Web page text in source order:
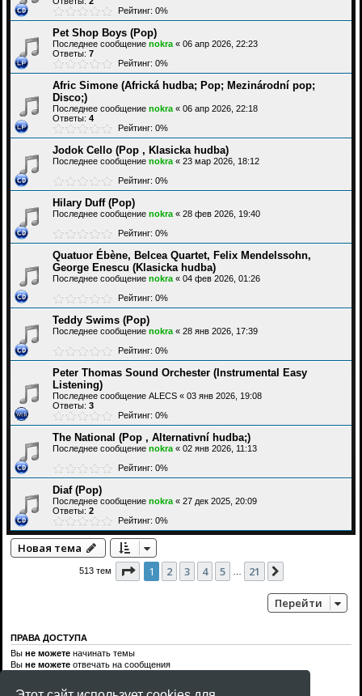
Рейтинг: 0%
Pet Shop Boys (Pop)
Последнее сообщение nokra « 06 апр 2026, 22:23
Ответы: 7
Рейтинг: 0%
Afric Simone (Africká hudba; Pop; Mezinárodní pop;
Disco;)
Последнее сообщение nokra « 06 апр 2026, 22:18
Ответы: 4
Рейтинг: 0%
Jodok Cello (Pop , Klasicka hudba)
Последнее сообщение nokra « 23 мар 2026, 18:12
Рейтинг: 0%
Hilary Duff (Pop)
Последнее сообщение nokra « 28 фев 2026, 19:40
Рейтинг: 0%
Quatuor Ébène, Belcea Quartet, Felix Mendelssohn,
George Enescu (Klasicka hudba)
Последнее сообщение nokra « 04 фев 2026, 01:26
Рейтинг: 0%
Teddy Swims (Pop)
Последнее сообщение nokra « 28 янв 2026, 17:39
Рейтинг: 0%
Peter Thomas Sound Orchester (Instrumental Easy
Listening)
Последнее сообщение ALECS « 03 янв 2026, 19:08
Ответы: 3
Рейтинг: 0%
The National (Pop , Alternativní hudba;)
Последнее сообщение nokra « 02 янв 2026, 11:13
Рейтинг: 0%
Diaf (Pop)
Последнее сообщение nokra « 27 дек 2025, 20:09
Ответы: 2
Рейтинг: 0%
Новая тема
513 тем Страница из 21
1 2 3 4 5 21
Перейти
ПРАВА ДОСТУПА
Вы не можете начинать темы
Вы не можете отвечать на сообщения
не можете